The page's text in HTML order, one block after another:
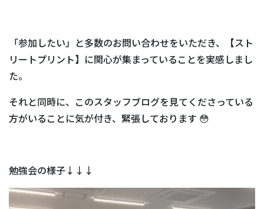
「参加したい」と多数のお問い合わせをいただき、【スト
リートプリント】に関心が集まっていることを実感しまし
た。
それと同時に、このスタッフブログを見てくださっている
方がいることに気が付き、緊張しております 😳
勉強会の様子↓↓↓